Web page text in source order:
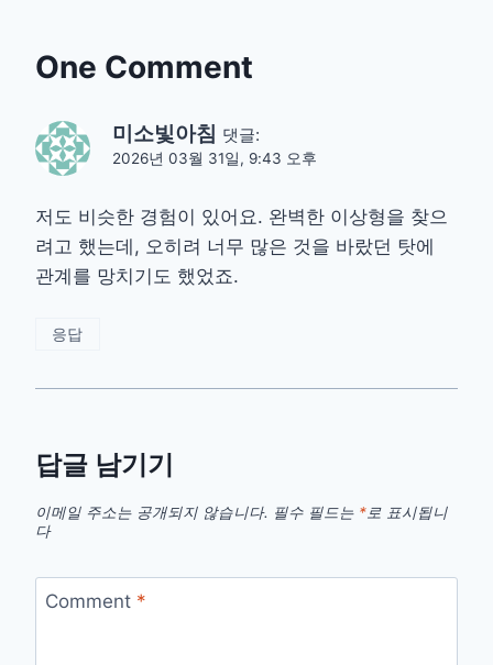
One Comment
미소빛아침 댓글:
2026년 03월 31일, 9:43 오후
저도 비슷한 경험이 있어요. 완벽한 이상형을 찾으
려고 했는데, 오히려 너무 많은 것을 바랐던 탓에
관계를 망치기도 했었죠.
응답
답글 남기기
이메일 주소는 공개되지 않습니다. 필수 필드는 *로 표시됩니
다
Comment *